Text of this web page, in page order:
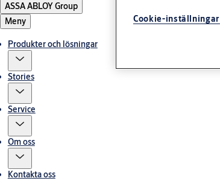
ASSA ABLOY Group
Meny
Produkter och lösningar
Stories
Service
Om oss
Kontakta oss
Cookie-inställningar